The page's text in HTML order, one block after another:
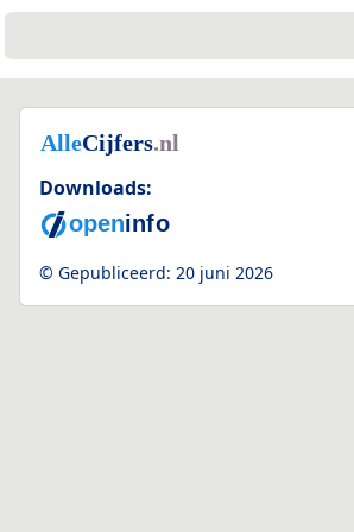
Downloads:
© Gepubliceerd: 20 juni 2026